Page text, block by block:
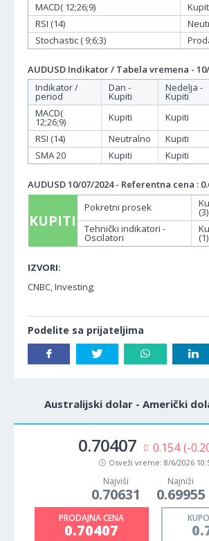
MACD( 12;26;9)
RSI (14)
Stochastic ( 9;6;3)
AUDUSD Indikator / Tabela vremena -
Indikator /
period
Dan -
Kupiti
Nedelja -
Kupiti
MACD(
12;26;9) Kupiti Kupiti
RSI (14)
Neutralno Kupiti
SMA 20
Kupiti Kupiti
AUDUSD 10/07/2024 - Referentna cena :
KUPITI
Pokretni prosek (3)
Tehnički indikatori -
Oscilatori (1)
IZVORI:
CNBC, Investing;
Podelite sa prijateljima
Australijski dolar - Američki
0.70407 0.154 (-
Osveži vreme: 8/6/2026
Najviši
0.70631
Najniži
0.69955
PRODAJNA CENA
0.70407